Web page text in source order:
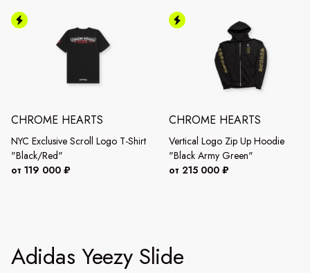
CHROME HEARTS
NYC Exclusive Scroll Logo T-Shirt
"Black/Red"
от 119 000 ₽
CHROME HEARTS
Vertical Logo Zip Up Hoodie
"Black Army Green"
от 215 000 ₽
Adidas Yeezy Slide